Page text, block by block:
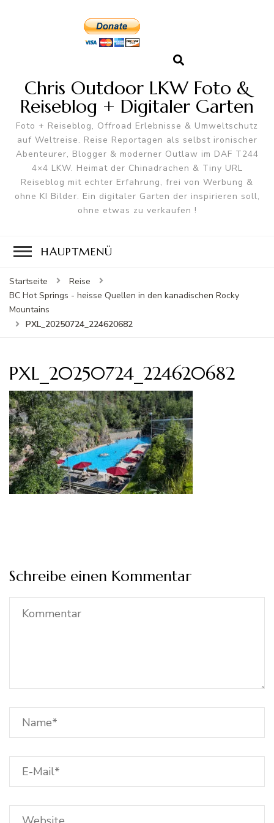
Chris Outdoor LKW Foto &
Reiseblog + Digitaler Garten
Foto + Reiseblog, Offroad Erlebnisse & Umweltschutz
auf Weltreise. Reise Reportagen als selbst ironischer
Abenteurer, Blogger & moderner Outlaw im DAF T244
4×4 LKW. Heimat der Chinadrachen & Tiny URL
Reiseblog mit echter Erfahrung, frei von Werbung &
ohne KI Bilder. Ein digitaler Garten der inspirieren soll,
ohne etwas zu verkaufen !
HAUPTMENÜ
Startseite
Reise
BC Hot Springs - heisse Quellen in den kanadischen Rocky
Mountains
PXL_20250724_224620682
PXL_20250724_224620682
Schreibe einen Kommentar